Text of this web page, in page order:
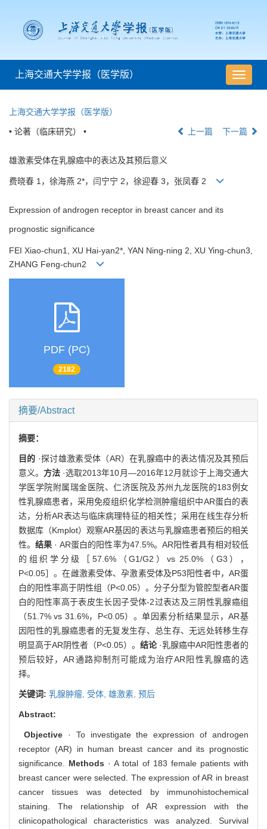
导
航
上海交通大学学报（医学版）
上海交通大学学报（医学版）
• 论著（临床研究） • 上一篇 下一篇
雄激素受体在乳腺癌中的表达及其预后意义
费晓春 1，徐海燕 2*，闫宁宁 2，徐迎春 3，张凤春 2
Expression of androgen receptor in breast cancer and its
prognostic significance
FEI Xiao-chun1, XU Hai-yan2*, YAN Ning-ning 2, XU Ying-chun3,
ZHANG Feng-chun2
PDF (PC)
2182
摘要/Abstract
摘要：
目的 ·探讨雄激素受体（AR）在乳腺癌中的表达情况及其预后
意义。 方法 ·选取2013年10月—2016年12月就诊于上海交通大
学医学院附属瑞金医院、仁济医院及苏州九龙医院的183例女
性乳腺癌患者，采用免疫组织化学检测肿瘤组织中AR蛋白的表
达，分析AR表达与临床病理特征的相关性；采用在线生存分析
数据库（Kmplot）观察AR基因的表达与乳腺癌患者预后的相关
性。结果 · AR蛋白的阳性率为47.5%。AR阳性者具有相对较低
的组织学分级［57.6%（G1/G2）vs 25.0%（G3），
P<0.05］。在雌激素受体、孕激素受体及P53阳性者中，AR蛋
白的阳性率高于阴性组（P<0.05）。分子分型为管腔型者AR蛋
白的阳性率高于表皮生长因子受体-2过表达及三阴性乳腺癌组
（51.7% vs 31.6%，P<0.05）。单因素分析结果显示，AR基
因阳性的乳腺癌患者的无复发生存、总生存、无远处转移生存
明显高于AR阴性者（P<0.05）。 结论·乳腺癌中AR阳性患者的
预后较好，AR通路抑制剂可能成为治疗AR阳性乳腺癌的选
择。
关键词: 乳腺肿瘤, 受体, 雄激素, 预后
Abstract:
Objective· To investigate the expression of androgen
receptor (AR) in human breast cancer and its prognostic
significance. Methods · A total of 183 female patients with
breast cancer were selected. The expression of AR in breast
cancer tissues was detected by immunohistochemical
staining. The relationship of AR expression with the
clinicopathological characteristics was analyzed. Survival